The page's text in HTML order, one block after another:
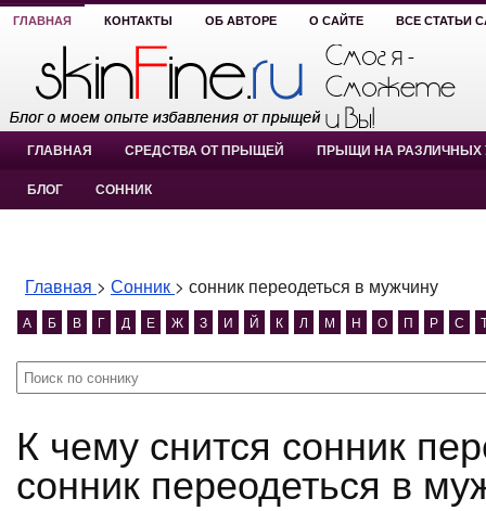
ГЛАВНАЯ КОНТАКТЫ ОБ АВТОРЕ О САЙТЕ ВСЕ СТАТЬИ
ГЛАВНАЯ СРЕДСТВА ОТ ПРЫЩЕЙ ПРЫЩИ НА РАЗЛИЧНЫХ
БЛОГ СОННИК
Главная > Сонник > сонник переодеться в мужчину
А Б В Г Д Е Ж З И Й К Л М Н О П Р С
К чему снится сонник переодеться в мужчину?
сонник переодеться в